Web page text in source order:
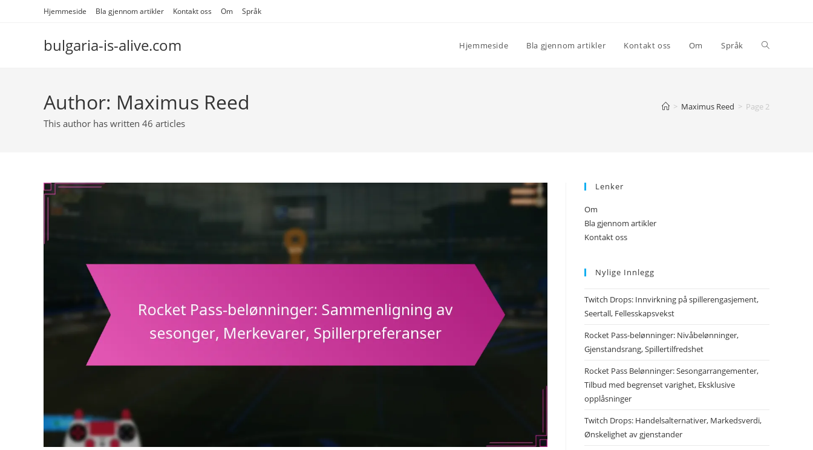
Hjemmeside Bla gjennom artikler Kontakt oss Om Språk
bulgaria-is-alive.com Hjemmeside Bla gjennom artikler Kontakt oss Om Språk Toggle
Author: Maximus Reed
This author has written 46 articles
> Maximus Reed > Page 2
Lenker
Om
Bla gjennom artikler
Kontakt oss
Nylige Innlegg
Twitch Drops: Innvirkning på spillerengasjement,
Seertall, Fellesskapsvekst
Rocket Pass-belønninger: Nivåbelønninger,
Gjenstandsrang, Spillertilfredshet
Rocket Pass Belønninger: Sesongarrangementer,
Tilbud med begrenset varighet, Eksklusive
opplåsninger
Twitch Drops: Handelsalternativer, Markedsverdi,
Ønskelighet av gjenstander